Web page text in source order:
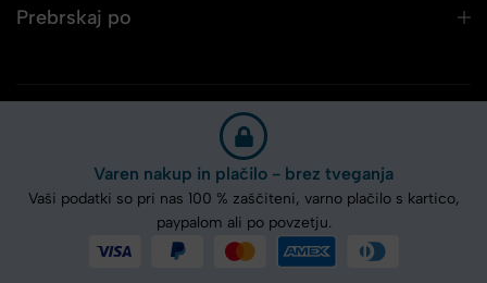
Prebrskaj po
Varen nakup in plačilo - brez tveganja
Vaši podatki so pri nas 100 % zaščiteni, varno plačilo s kartico,
paypalom ali po povzetju.